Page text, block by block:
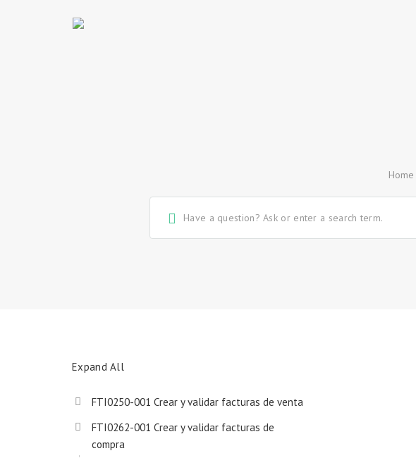
Home
Expand All
FTI0250-001 Crear y validar facturas de venta
FTI0262-001 Crear y validar facturas de
compra